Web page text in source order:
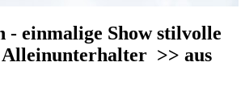
- einmalige Show stilvolle
>> aus